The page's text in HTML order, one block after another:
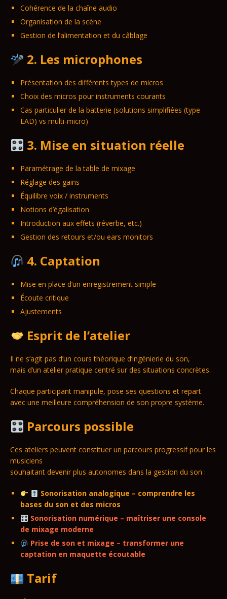
Cohérence de la chaîne audio
Organisation de la scène
Gestion de l’alimentation et du câblage
2. Les microphones
Présentation des différents types de micros
Choix des micros pour instruments courants
Cas particulier de la batterie (solutions simplifiées (type
EAD) vs multi-micro)
3. Mise en situation réelle
Paramétrage de la table de mixage
Réglage des gains
Équilibre voix / instruments
Notions d’égalisation
Introduction aux effets (réverbe, etc.)
Gestion des retours et/ou ears monitors
4. Captation
Mise en place d’un enregistrement simple
Écoute critique
Ajustements
Esprit de l’atelier
Il ne s’agit pas d’un cours théorique d’ingénierie du son,
mais d’un atelier pratique centré sur des situations concrètes.
Chaque participant manipule, pose ses questions et repart
avec une meilleure compréhension de son propre système.
Parcours possible
Ces ateliers peuvent constituer un parcours progressif pour les
musiciens
souhaitant devenir plus autonomes dans la gestion du son :
Sonorisation analogique – comprendre les
bases du son et des micros
Sonorisation numérique – maîtriser une console
de mixage moderne
Prise de son et mixage – transformer une
captation en maquette écoutable
Tarif